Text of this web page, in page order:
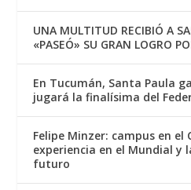
UNA MULTITUD RECIBIÓ A
«PASEÓ» SU GRAN LOGRO
En Tucumán, Santa Paula
jugará la finalísima del
Felipe Minzer: campus en el
experiencia en el Mundial y
futuro